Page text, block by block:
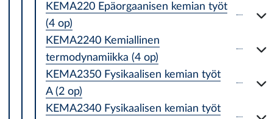
KEMA220 Epäorgaanisen kemian työt
(4 op)
KEMA2240 Kemiallinen
termodynamiikka (4 op)
KEMA2350 Fysikaalisen kemian työt
A (2 op)
KEMA2340 Fysikaalisen kemian työt